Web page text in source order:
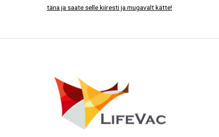
täna ja saate selle kiiresti ja mugavalt kätte!